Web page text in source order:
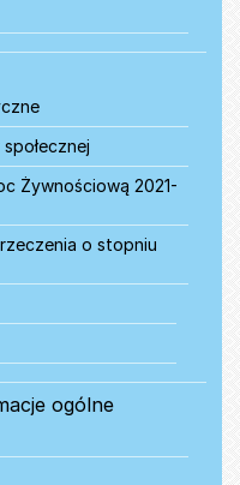
Żywnościową 2021-
o stopniu
ogólne